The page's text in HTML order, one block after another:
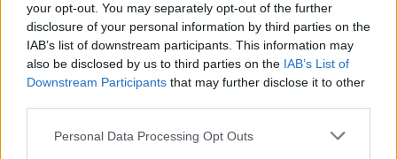
your opt-out. You may separately opt-out of the further
disclosure of your personal information by third parties on the
IAB’s list of downstream participants. This information may
also be disclosed by us to third parties on the IAB’s List of
Downstream Participants that may further disclose it to other
Please note that this website/app uses one or more Google
Personal Data Processing Opt Outs
del Round of 8 e le reazioni che hanno
contribuito a definire il quadro delFinal 4della
CIN Cup eSports Series.
AUTORE